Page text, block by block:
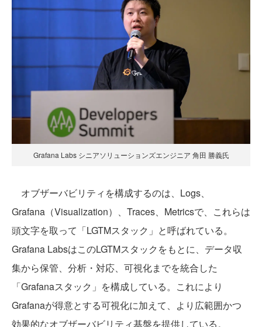
Grafana Labs シニアソリューションズエンジニア 角田 勝義氏
オブザーバビリティを構成するのは、Logs、
Grafana（Visualization）、Traces、Metricsで、これらは
頭文字を取って「LGTMスタック」と呼ばれている。
Grafana LabsはこのLGTMスタックをもとに、データ収
集から保管、分析・対応、可視化までを統合した
「Grafanaスタック」を構成している。これにより
Grafanaが得意とする可視化に加えて、より広範囲かつ
効果的なオブザーバビリティ基盤を提供している。